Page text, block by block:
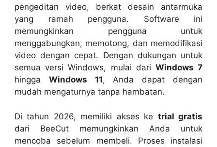
pengeditan video, berkat desain antarmuka
yang ramah pengguna. Software ini
memungkinkan pengguna untuk
menggabungkan, memotong, dan memodifikasi
video dengan cepat. Dengan dukungan untuk
semua versi Windows, mulai dari Windows 7
hingga Windows 11, Anda dapat dengan
mudah mengaturnya tanpa hambatan.
Di tahun 2026, memiliki akses ke trial gratis
dari BeeCut memungkinkan Anda untuk
mencoba sebelum membeli. Proses instalasi